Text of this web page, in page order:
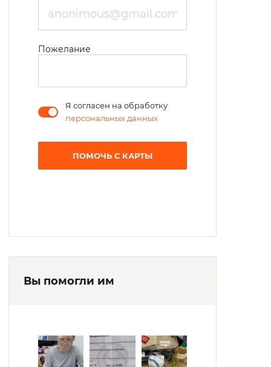
Пожелание
Я согласен на обработку
персональных данных
ПОМОЧЬ С КАРТЫ
Вы помогли им